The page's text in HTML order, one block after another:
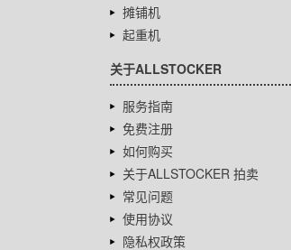
摊铺机
起重机
关于ALLSTOCKER
服务指南
免费注册
如何购买
关于ALLSTOCKER 拍卖
常见问题
使用协议
隐私权政策